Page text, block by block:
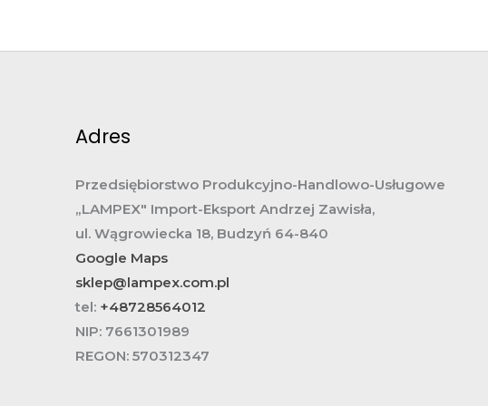
Adres
Przedsiębiorstwo Produkcyjno-Handlowo-Usługowe
„LAMPEX" Import-Eksport Andrzej Zawisła,
ul. Wągrowiecka 18, Budzyń 64-840
Google Maps
sklep@lampex.com.pl
tel: +48728564012
NIP: 7661301989
REGON:570312347